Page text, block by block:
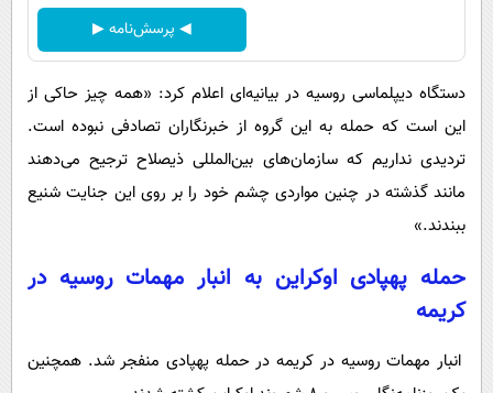
◀ پرسش‌نامه ▶
دستگاه دیپلماسی روسیه در بیانیه‌ای اعلام کرد: «همه چیز حاکی از
این است که حمله به این گروه از خبرنگاران تصادفی نبوده است.
تردیدی نداریم که سازمان‌های بین‌المللی ذیصلاح ترجیح می‌دهند
مانند گذشته در چنین مواردی چشم خود را بر روی این جنایت شنیع
ببندند.»
حمله پهپادی اوکراین به انبار مهمات روسیه در
کریمه
انبار مهمات روسیه در کریمه در حمله پهپادی منفجر شد. همچنین